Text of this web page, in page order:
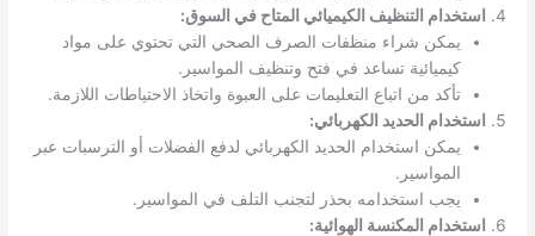
استخدام التنظيف الكيميائي المتاح في السوق:
يمكن شراء منظفات الصرف الصحي التي تحتوي على مواد
كيميائية تساعد في فتح وتنظيف المواسير.
تأكد من اتباع التعليمات على العبوة واتخاذ الاحتياطات اللازمة.
استخدام الحديد الكهربائي:
يمكن استخدام الحديد الكهربائي لدفع الفضلات أو الترسبات عبر
المواسير.
يجب استخدامه بحذر لتجنب التلف في المواسير.
استخدام المكنسة الهوائية: